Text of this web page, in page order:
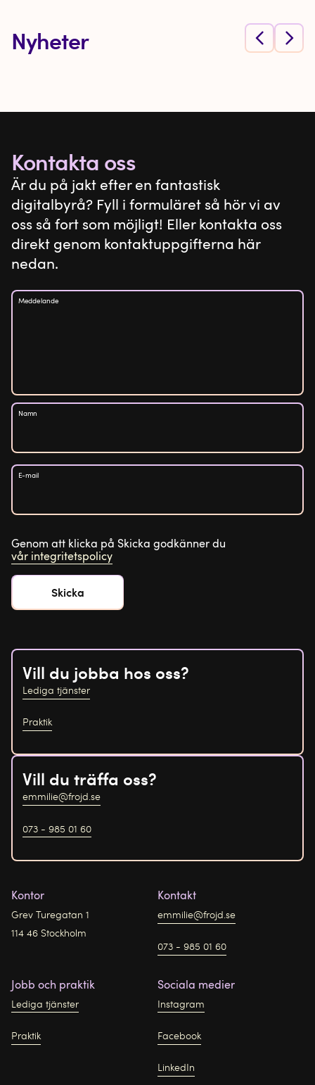
Nyheter
Kontakta oss
Är du på jakt efter en fantastisk
digitalbyrå? Fyll i formuläret så hör vi av
oss så fort som möjligt! Eller kontakta oss
direkt genom kontaktuppgifterna här
nedan.
Meddelande
Namn
E-mail
Genom att klicka på Skicka godkänner du
vår integritetspolicy
Vill du jobba hos oss?
Lediga tjänster
Praktik
Vill du träffa oss?
emmilie@frojd.se
073 - 985 01 60
Kontor
Grev Turegatan 1
114 46 Stockholm
Kontakt
emmilie@frojd.se
073 - 985 01 60
Jobb och praktik
Lediga tjänster
Praktik
Sociala medier
Instagram
Facebook
LinkedIn